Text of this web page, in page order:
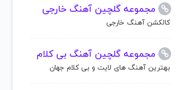
مجموعه گلچین آهنگ خارجی
کالکشن آهنگ خارجی
مجموعه گلچین آهنگ بی کلام
بهترین آهنگ های لایت و بی کلام جهان